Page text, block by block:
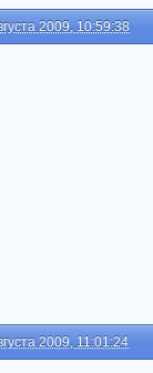
2009, 10:59:38
2009, 11:01:24